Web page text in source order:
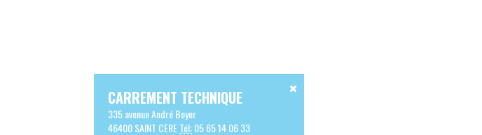
CARREMENT TECHNIQUE
335 avenue André Boyer
46400 SAINT CERETél:05 65 14 06 33